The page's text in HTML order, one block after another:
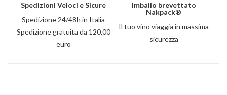
Spedizioni Veloci e Sicure
Spedizione 24/48h in Italia
Spedizione gratuita da 120,00
euro
Imballo brevettato
Nakpack®
Il tuo vino viaggia in massima
sicurezza